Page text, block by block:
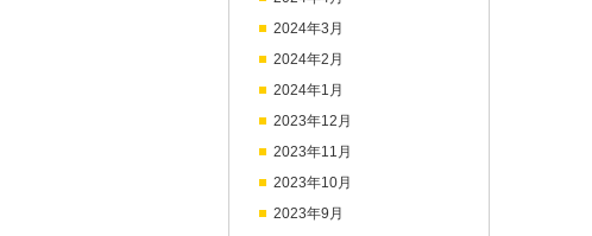
2024年3月
2024年2月
2024年1月
2023年12月
2023年11月
2023年10月
2023年9月